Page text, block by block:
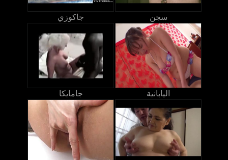
جاكوزي سجن
جامايكا اليابانية